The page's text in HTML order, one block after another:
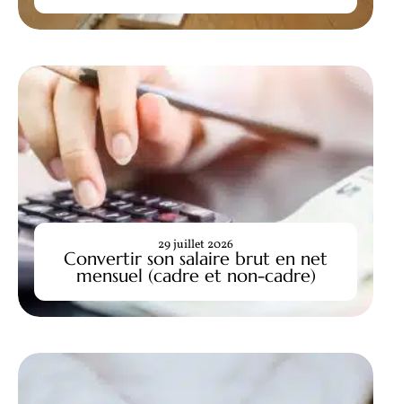
Convertir son salaire brut en net
mensuel (cadre et non-cadre)
29 juillet 2026